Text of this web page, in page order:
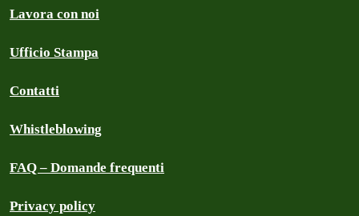
Lavora con noi
Ufficio Stampa
Contatti
Whistleblowing
FAQ – Domande frequenti
Privacy policy